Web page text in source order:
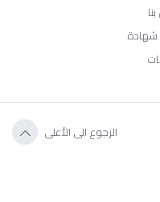
الرجوع الى الأعلى